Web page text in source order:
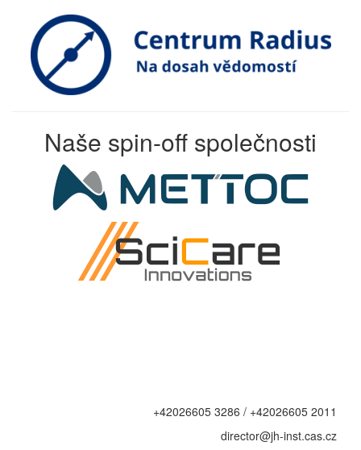
Naše spin-off společnosti
+42026605 3286 / +42026605 2011
director@jh-inst.cas.cz